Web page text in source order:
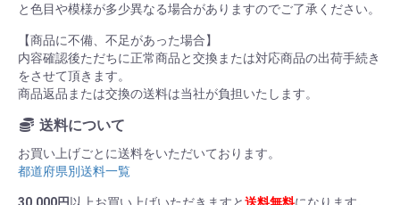
と色目や模様が多少異なる場合がありますのでご了承ください。
【商品に不備、不足があった場合】
内容確認後ただちに正常商品と交換または対応商品の出荷手続き
をさせて頂きます。
商品返品または交換の送料は当社が負担いたします。
送料について
お買い上げごとに送料をいただいております。
都道府県別送料一覧
30,000円 以上お買い上げいただきますと送料無料になります。